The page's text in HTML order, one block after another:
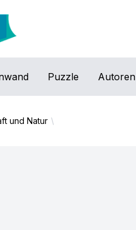
Puzzle Autoren
und Natur